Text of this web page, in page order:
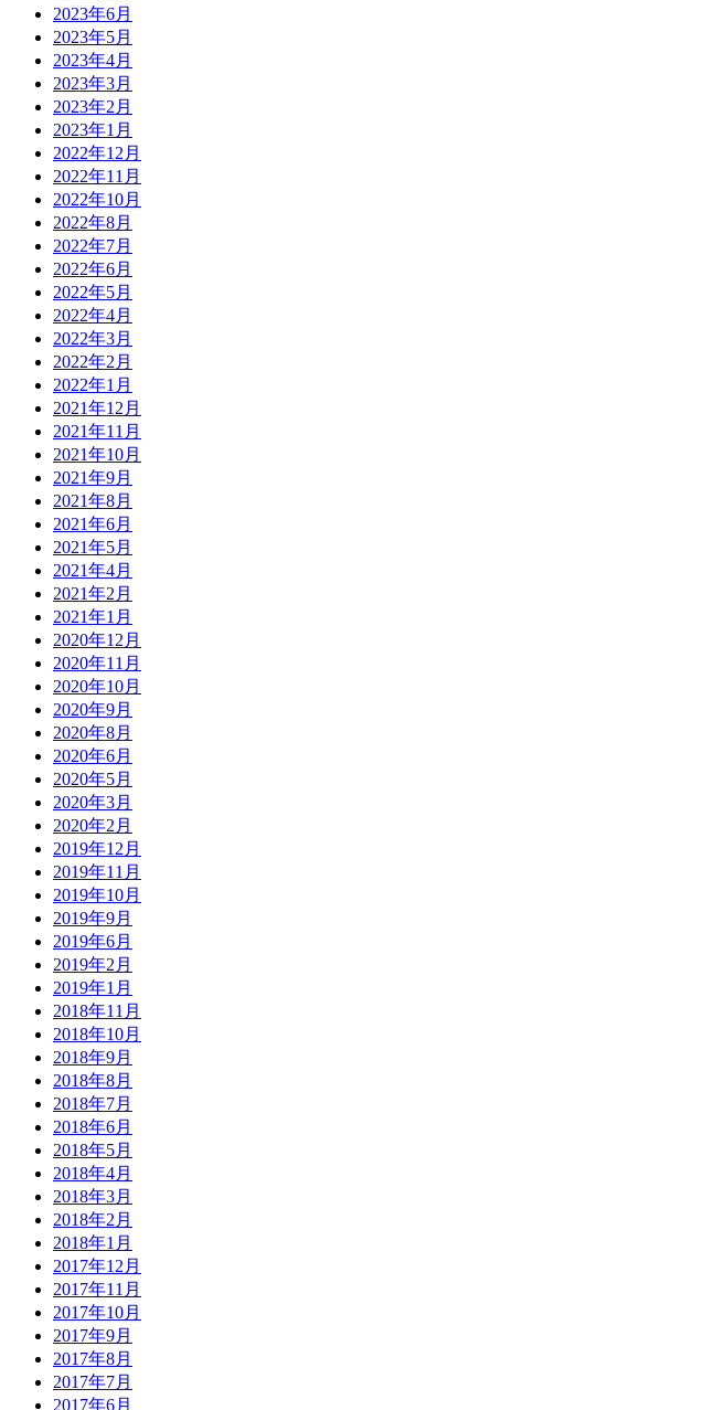
2023年6月
2023年5月
2023年4月
2023年3月
2023年2月
2023年1月
2022年12月
2022年11月
2022年10月
2022年8月
2022年7月
2022年6月
2022年5月
2022年4月
2022年3月
2022年2月
2022年1月
2021年12月
2021年11月
2021年10月
2021年9月
2021年8月
2021年6月
2021年5月
2021年4月
2021年2月
2021年1月
2020年12月
2020年11月
2020年10月
2020年9月
2020年8月
2020年6月
2020年5月
2020年3月
2020年2月
2019年12月
2019年11月
2019年10月
2019年9月
2019年6月
2019年2月
2019年1月
2018年11月
2018年10月
2018年9月
2018年8月
2018年7月
2018年6月
2018年5月
2018年4月
2018年3月
2018年2月
2018年1月
2017年12月
2017年11月
2017年10月
2017年9月
2017年8月
2017年7月
2017年6月